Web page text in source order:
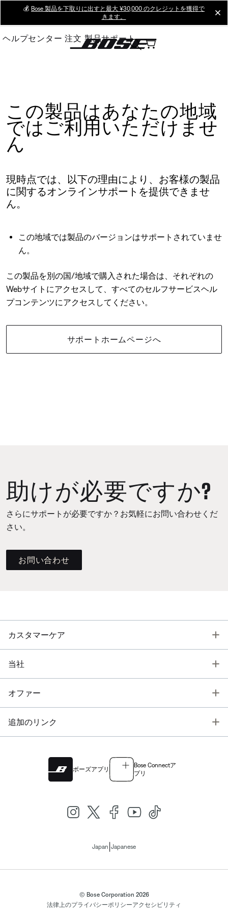
Main
💰 Bose 製品を下取りに出すと最大 ¥30,000 のクレジットを獲得で
きます。
ヘルプセンター 注文 製品サポート
この製品はあなたの地域
ではご利用いただけませ
ん
現時点では、以下の理由により、お客様の製品
に関するオンラインサポートを提供できませ
ん。
この地域では製品のバージョンはサポートされていませ
ん。
この製品を別の国/地域で購入された場合は、それぞれの
Webサイトにアクセスして、すべてのセルフサービスヘル
プコンテンツにアクセスしてください。
サポートホームページへ
助けが必要ですか?
さらにサポートが必要ですか？お気軽にお問い合わせくだ
さい。
お問い合わせ
カスタマーケア
当社
オファー
追加のリンク
ボーズアプリ
Bose Connectア
プリ
Japan Japanese
© Bose Corporation 2026
法律上のプライバシーポリシーアクセシビリティ